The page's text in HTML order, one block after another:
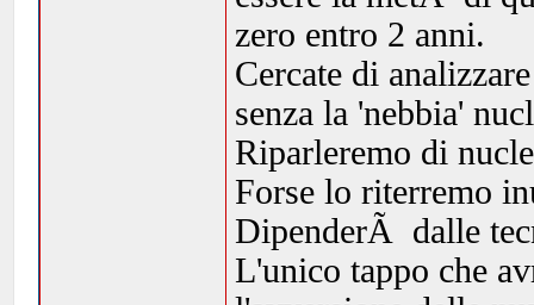
zero entro 2 anni.
Cercate di
senza la 'nebbia'
Riparleremo di
Forse lo riterremo
DipenderÃ dalle
L'unico tappo che